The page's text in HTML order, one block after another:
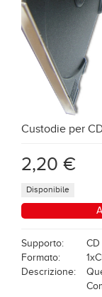
Custodie per
2,20 €
Disponibile
Supporto:
CD
Formato:
Descrizione: